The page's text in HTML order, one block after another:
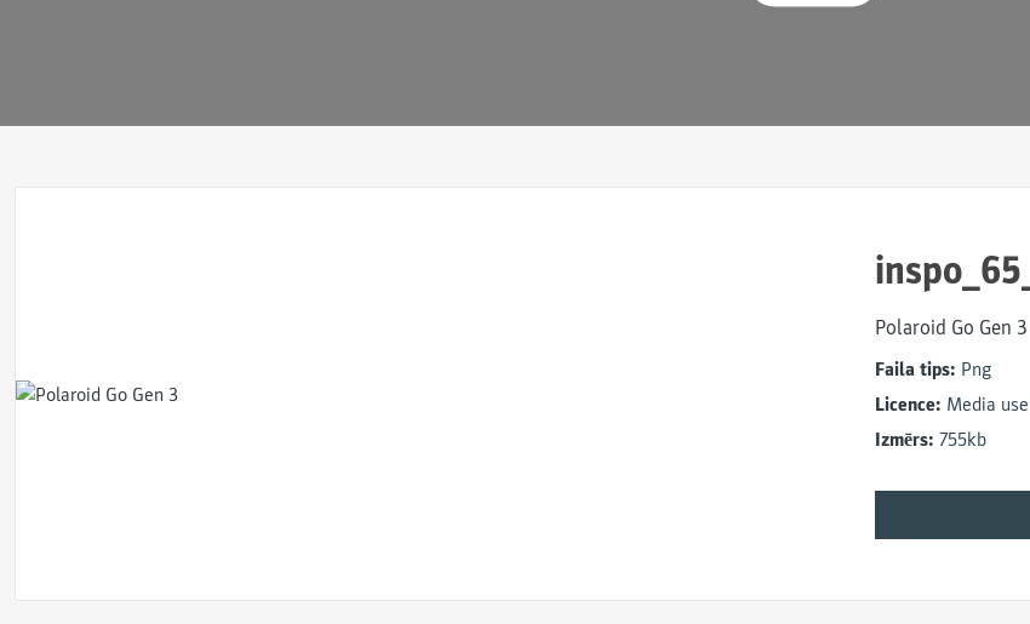
Polaroid Go Gen 3
Faila tips: Png
Licence: Media use
Izmērs: 755kb